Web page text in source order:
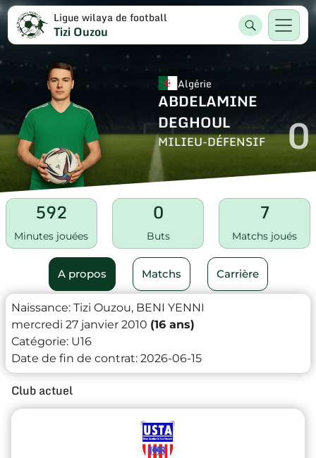
Ligue wilaya de football
Tizi Ouzou
Algérie
ABDELAMINE
DEGHOUL
MILIEU-DÉFENSIF 0
592
Minutes jouées
0
Buts
7
Matchs joués
A propos Matchs Carrière
Naissance: Tizi Ouzou, BENI YENNI
mercredi 27 janvier 2010 (16 ans)
Catégorie: U16
Date de fin de contrat: 2026-06-15
Club actuel